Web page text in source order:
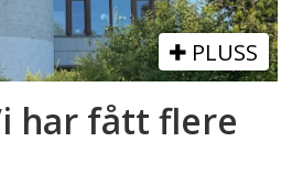
PLUSS
har fått flere